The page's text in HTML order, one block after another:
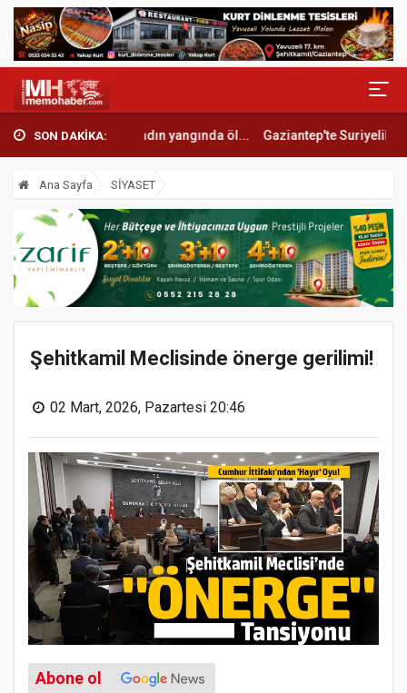
SON DAKİKA:
acı son: Yaşlı kadın yangında öl... Gaziantep'te Suriyelilerin kanlı
Ana Sayfa SİYASET
Şehitkamil Meclisinde önerge gerilimi!
02 Mart, 2026, Pazartesi 20:46
Abone ol